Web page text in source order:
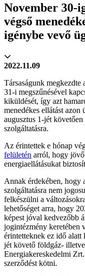
November 30-
végső
igénybe vevő
2022.11.09
Társaságunk megkezdte
31-i megszűnésével
kiküldését, így azt
menedékes ellátást
augusztus 1-jét
szolgáltatásra.
Az érintettek e hónap
felületén arról, hogy
energiaellátásukat
Annak érdekében, hogy
szolgáltatásra nem
felkészülni a
lehetőséget arra, hogy
képest jóval kedvezőbb
jogintézmény keretében
érintetteknek ez idő
jét követő földgáz-
Energiakereskedelmi
szerződést kötni.